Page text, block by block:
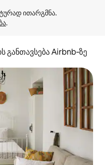
.
განთავსება Airbnb‑ზე